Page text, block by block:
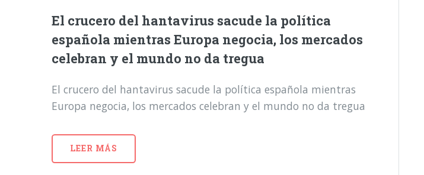
El crucero del hantavirus sacude la política
española mientras Europa negocia, los mercados
celebran y el mundo no da tregua
El crucero del hantavirus sacude la política española mientras
Europa negocia, los mercados celebran y el mundo no da tregua
LEER MÁS